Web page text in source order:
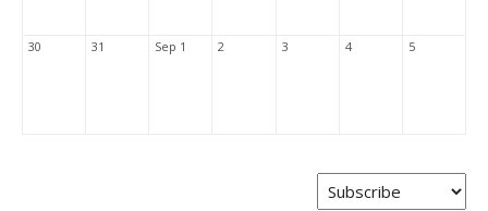
30 31 Sep 1 2 3 4 5